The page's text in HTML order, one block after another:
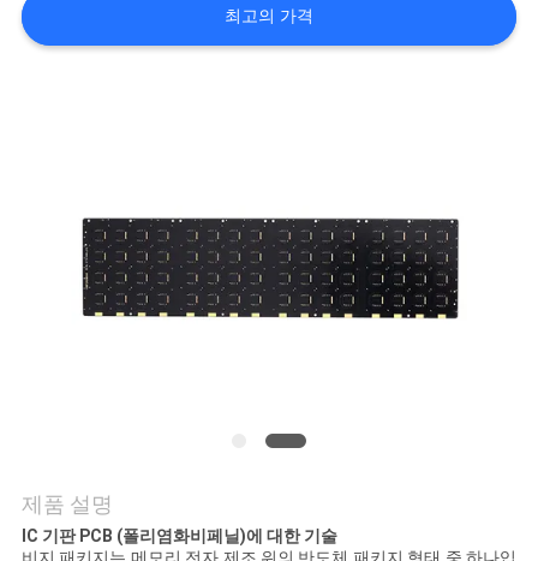
품
최고의 가격
제품 설명
IC 기판 PCB (폴리염화비페닐)에 대한 기술